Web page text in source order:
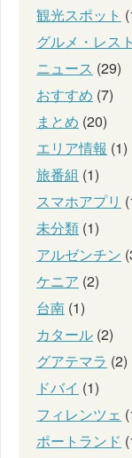
観光スポット
グルメ・レス
ニュース (29)
おすすめ (7)
まとめ (20)
エリア情報 (1)
旅番組 (1)
スマホアプリ
未分類 (1)
アルゼンチン
ケニア (2)
台南 (1)
カタール (2)
グアテマラ (2)
ドバイ (1)
フィレンツェ
ポートランド